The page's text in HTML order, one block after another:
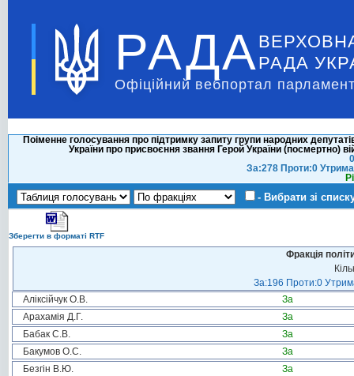
РАДА РАДА
Офіційний вебпортал
Поіменне голосування про підтримку запиту групи народних
України про присвоєння звання Герой України
За:278 Проти:0
- Вибрати зі
Зберегти в форматі RTF
Фракція
За:196 Проти:0
Аліксійчук О.В.
За
Арахамія Д.Г.
За
Бабак С.В.
За
Бакумов О.С.
За
Безгін В.Ю.
За